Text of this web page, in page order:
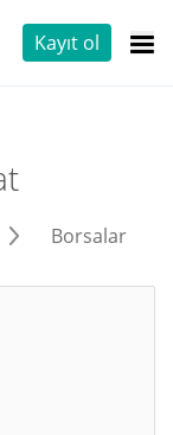
Kayıt ol
Borsalar